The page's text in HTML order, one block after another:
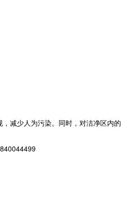
减少人为污染。同时，对洁净区内的